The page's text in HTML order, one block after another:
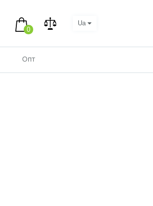
0
Ua
Опт